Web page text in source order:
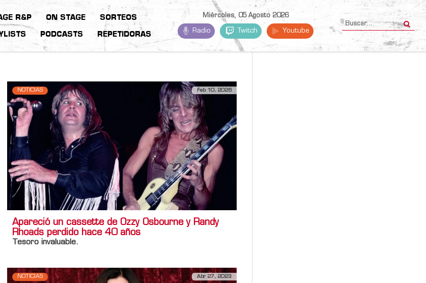
R&P ON STAGE SORTEOS
PODCASTS REPETIDORAS
Miércoles, 05 Agosto 2026
Radio Twitch Youtube
NOTICIAS Feb 10, 2026
Apareció un cassette de Ozzy Osbourne y Randy
Rhoads perdido hace 40 años
Tesoro invaluable.
NOTICIAS Abr 27, 2023